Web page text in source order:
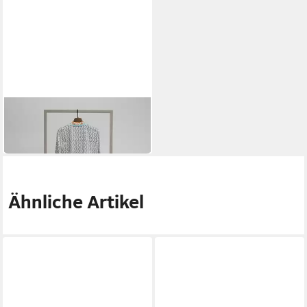
HERZENSANGELEGENHEIT
Langarmbluse
Ähnliche Artikel